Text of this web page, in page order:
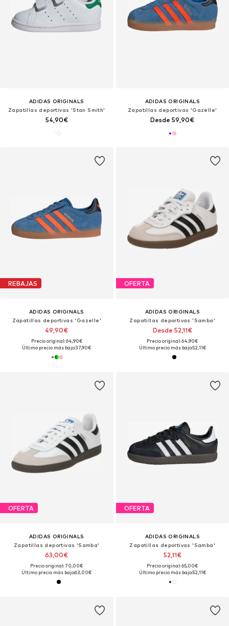
ADIDAS ORIGINALS
Zapatillas deportivas 'Stan Smith'
54,90€
ADIDAS ORIGINALS
Zapatillas deportivas 'Gazelle'
Desde 59,90€
REBAJAS
ADIDAS ORIGINALS
Zapatillas deportivas 'Gazelle'
49,90€
Precio original: 64,90€
Último precio más bajo:37,90€
OFERTA
ADIDAS ORIGINALS
Zapatillas deportivas 'Samba'
Desde 52,11€
Precio original: 64,90€
Último precio más bajo:52,11€
OFERTA
ADIDAS ORIGINALS
Zapatillas deportivas 'Samba'
63,00€
Precio original: 70,00€
Último precio más bajo:63,00€
OFERTA
ADIDAS ORIGINALS
Zapatillas deportivas 'Samba'
52,11€
Precio original: 65,00€
Último precio más bajo:52,11€